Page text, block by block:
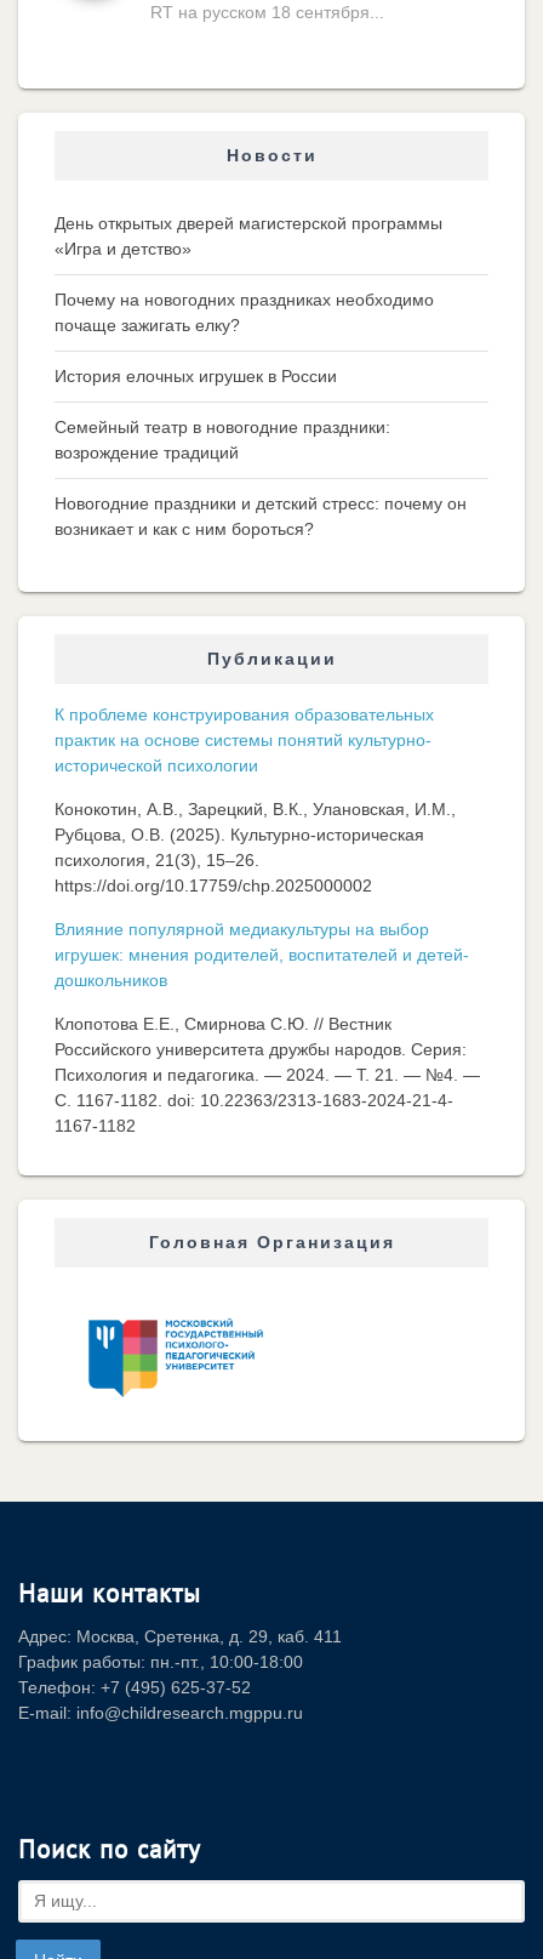
RT на русском 18 сентября...
Новости
День открытых дверей магистерской программы
«Игра и детство»
Почему на новогодних праздниках необходимо
почаще зажигать елку?
История елочных игрушек в России
Семейный театр в новогодние праздники:
возрождение традиций
Новогодние праздники и детский стресс: почему он
возникает и как с ним бороться?
Публикации
К проблеме конструирования образовательных
практик на основе системы понятий культурно-
исторической психологии
Конокотин, А.В., Зарецкий, В.К., Улановская, И.М.,
Рубцова, О.В. (2025). Культурно-историческая
психология, 21(3), 15–26.
https://doi.org/10.17759/chp.2025000002
Влияние популярной медиакультуры на выбор
игрушек: мнения родителей, воспитателей и детей-
дошкольников
Клопотова Е.Е., Смирнова С.Ю. // Вестник
Российского университета дружбы народов. Серия:
Психология и педагогика. — 2024. — Т. 21. — №4. —
C. 1167-1182. doi: 10.22363/2313-1683-2024-21-4-
1167-1182
Головная Организация
Наши контакты
Адрес: Москва, Сретенка, д. 29, каб. 411
График работы: пн.-пт., 10:00-18:00
Телефон: +7 (495) 625-37-52
E-mail: info@childresearch.mgppu.ru
Поиск по сайту